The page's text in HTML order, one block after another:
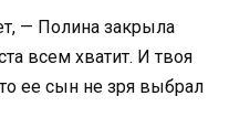
— Полина закрыла
всем хватит. И твоя
ее сын не зря выбрал